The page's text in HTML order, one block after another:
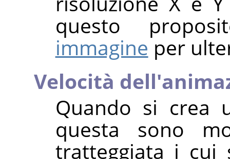
questo
immagineper
Velocità
Quando si crea
questa sono
tratteggiata i cui